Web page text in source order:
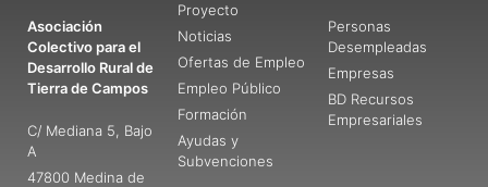
Asociación
Colectivo para el
Desarrollo Rural de
Tierra de Campos
C/ Mediana 5, Bajo
A
47800 Medina de
Proyecto
Noticias
Ofertas de Empleo
Empleo Público
Formación
Ayudas y
Subvenciones
Personas
Desempleadas
Empresas
BD Recursos
Empresariales